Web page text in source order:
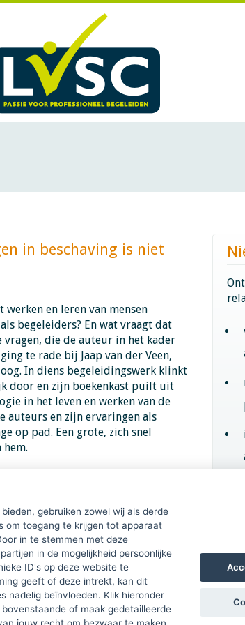
in beschaving is niet
werken en leren van mensen
begeleiders? En wat vraagt dat
die de auteur in het kader
te rade bij Jaap van der Veen,
In diens begeleidingswerk klinkt
door en zijn boekenkast puilt uit
in het leven en werken van de
auteurs en zijn ervaringen als
op pad. Een grote, zich snel
gebruiken zowel wij als derde
om toegang te krijgen tot apparaat
in te stemmen met deze
in de mogelijkheid persoonlijke
ID's op deze website te
geeft of deze intrekt, kan dit
nadelig beïnvloeden. Klik hieronder
of maak gedetailleerde